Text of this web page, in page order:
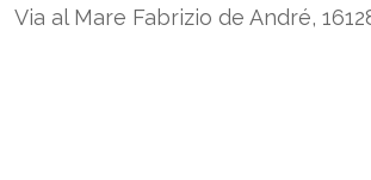
Via al Mare Fabrizio de André,